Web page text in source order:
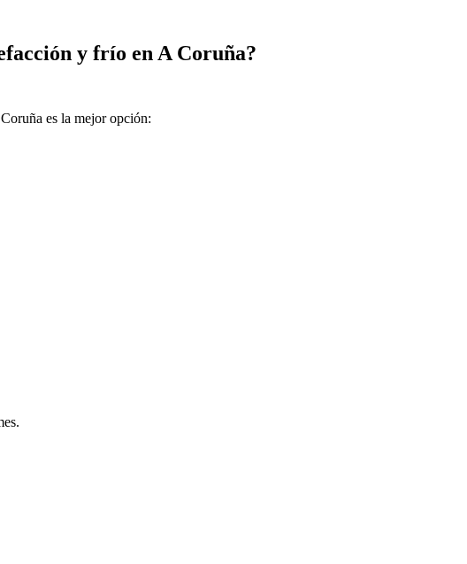
y frío en A Coruña?
es la mejor opción: